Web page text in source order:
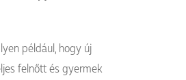
például, hogy új
felnőtt és gyermek